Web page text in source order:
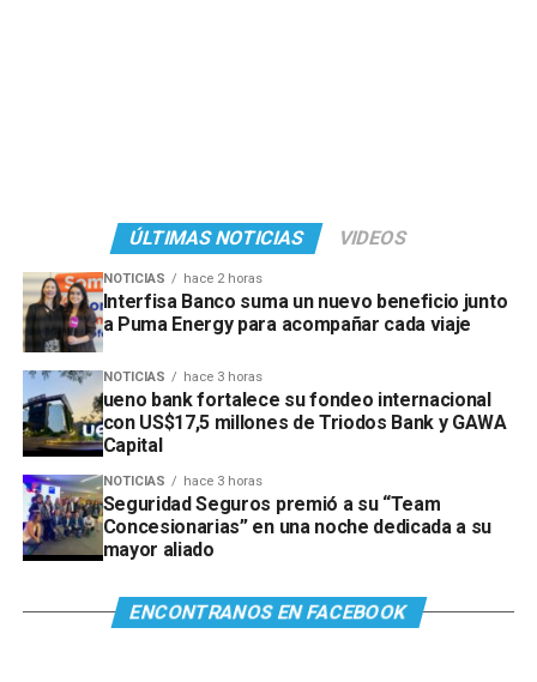
ÚLTIMAS NOTICIAS VIDEOS
NOTICIAS hace 2 horas
Interfisa Banco suma un nuevo beneficio junto
a Puma Energy para acompañar cada viaje
NOTICIAS hace 3 horas
ueno bank fortalece su fondeo internacional
con US$17,5 millones de Triodos Bank y GAWA
Capital
NOTICIAS hace 3 horas
Seguridad Seguros premió a su “Team
Concesionarias” en una noche dedicada a su
mayor aliado
ENCONTRANOS EN FACEBOOK